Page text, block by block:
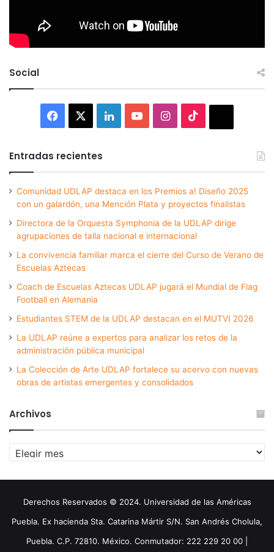
Social
Facebook LinkedInYouTubeInstagram
Entradas recientes
Comunidad UDLAP destaca en los Premios a! Diseño 2025
con un galardón, una Mención Plata y proyectos finalistas
Directora de la Orquesta Symphonia de la UDLAP dirige
agrupaciones de talla nacional e internacional
La convivencia familiar marca el cierre del Curso de Verano de
Escuelas Aztecas
Coach de Escuelas Aztecas UDLAP jugará el Mundial de Flag
Football en Alemania
Estudiantes STEM de la UDLAP destacan en el MUTVI 2026
La UDLAP reúne a expertos para analizar los retos de la
administración pública municipal
La Colección de Arte UDLAP fortalece su acervo con nuevas
obras de artistas emergentes y consolidados
Archivos
Archivos
Derechos Reservados © 2024. Universidad de las Américas
Puebla. Ex hacienda Sta. Catarina Mártir S/N. San Andrés Cholula,
Puebla. C.P. 72810. México. Conmutador: 222 229 20 00 |